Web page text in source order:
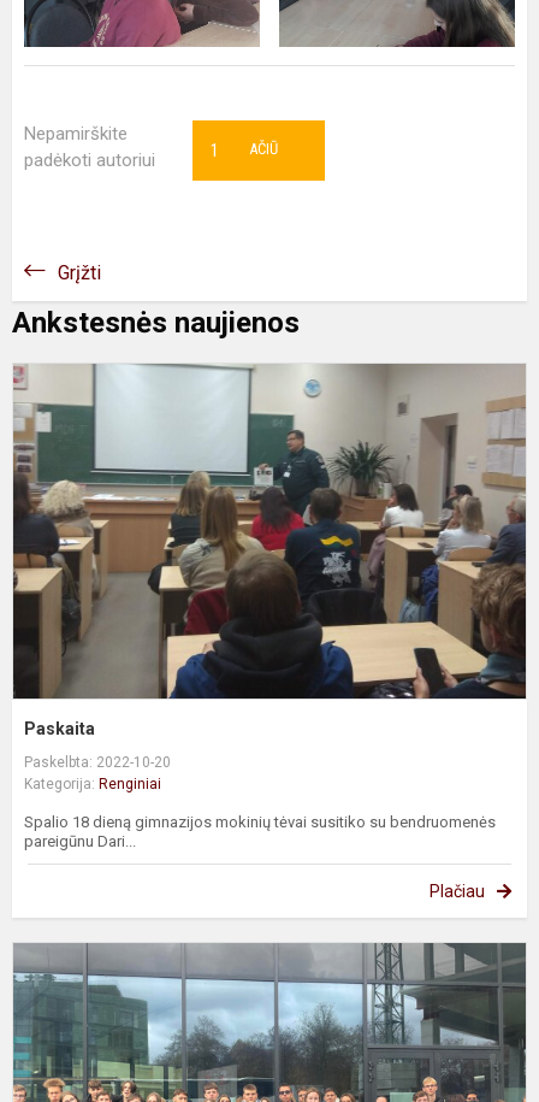
Nepamirškite
padėkoti autoriui
AČIŪ
1
Grįžti
Ankstesnės naujienos
Paskaita
Paskelbta: 2022-10-20
Kategorija: Renginiai
Spalio 18 dieną gimnazijos mokinių tėvai susitiko su bendruomenės
pareigūnu Dari...
Plačiau